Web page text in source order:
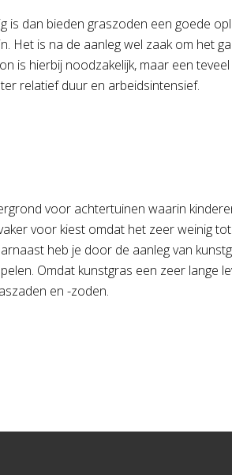
is dan bieden graszoden een goede
Het is na de aanleg wel zaak om het
is hierbij noodzakelijk, maar een
relatief duur en arbeidsintensief.
voor achtertuinen waarin
voor kiest omdat het zeer weinig
heb je door de aanleg van
Omdat kunstgras een zeer lange
en -zoden.